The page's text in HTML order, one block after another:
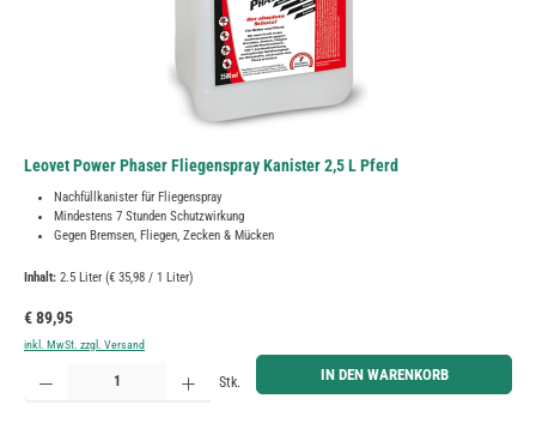
Leovet Power Phaser Fliegenspray Kanister 2,5 L Pferd
Nachfüllkanister für Fliegenspray
Mindestens 7 Stunden Schutzwirkung
Gegen Bremsen, Fliegen, Zecken & Mücken
Inhalt: 2.5 Liter (€ 35,98 / 1 Liter)
Regulärer Preis:
€ 89,95
inkl. MwSt. zzgl. Versand
Produkt Anzahl: Gib den gewünschten Wert ein oder benutze die Schaltflächen um die Anzahl zu
Stk. IN DEN WARENKORB